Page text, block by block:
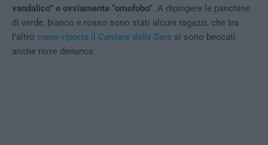
vandalico” e ovviamente “omofobo”. A dipingere le panchine
di verde, bianco e rosso sono stati alcuni ragazzi, che tra
l’altro come riporta il Corriere della Sera si sono beccati
anche nove denunce.